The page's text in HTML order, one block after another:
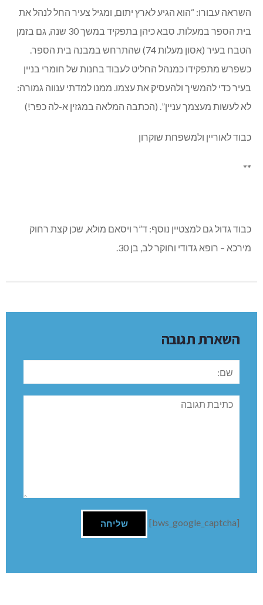
השראה עבורו: “הוא הגיע לארץ יתום, ומגיל צעיר החל לנהל את
בית הספר במעלות. סבא כיהן בתפקיד במשך 30 שנה, גם בזמן
הטבח בעיר (אסון מעלות 74) שהתרחש במבנה בית הספר.
כשפרש מתפקידו כמנהל החליט לעבוד בחנות של חומרי בניין
בעיר כדי להמשיך ולהעסיק את עצמו. ממנו למדתי ענווה גמורה:
לא לעשות מעצמך עניין”. (הכתבה המלאה במגזין א-לה כפר!)
כבוד לאוריין ולמשפחת שוקרון
**
כבוד גדול גם למצטיין נוסף: ד”ר ויסאם מולא, שכן קצת רחוק
מירכא – רופא גדודי וחוקר לב, בן 30.
השארת תגובה
תגובה
[bws_google_captcha]